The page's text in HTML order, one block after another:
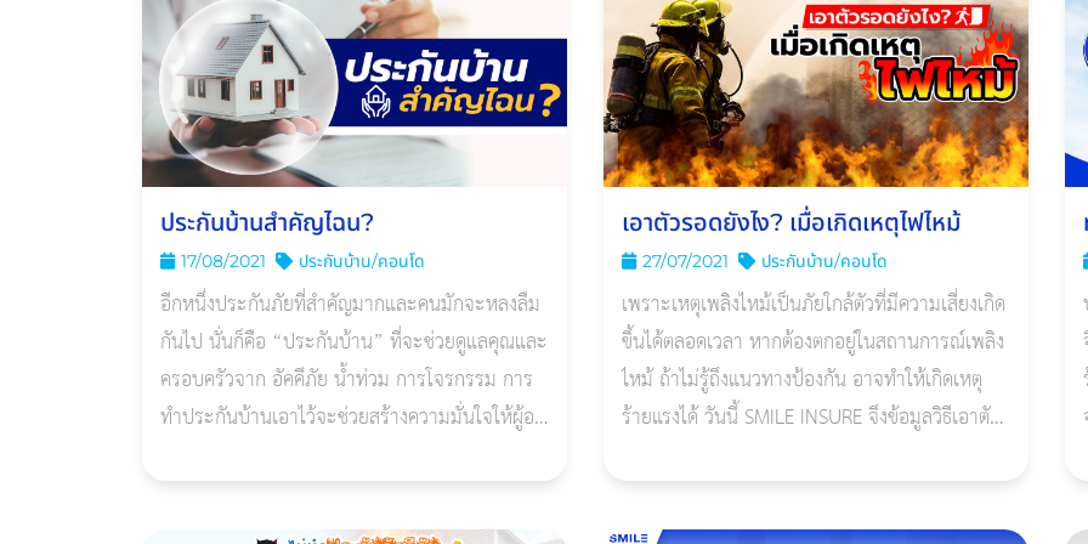
ประกันบ้านสำคัญไฉน?
17/08/2021 ประกันบ้าน/คอนโด
อีกหนึ่งประกันภัยที่สำคัญมากและคนมักจะหลงลืม
กันไป นั่นก็คือ “ประกันบ้าน” ที่จะช่วยดูแลคุณและ
ครอบครัวจาก อัคคีภัย น้ำท่วม การโจรกรรม การ
ทำประกันบ้านเอาไว้จะช่วยสร้างความมั่นใจให้ผู้อยู่
เอาตัวรอดยังไง? เมื่อเกิดเหตุไฟไหม้
27/07/2021 ประกันบ้าน/คอนโด
เพราะเหตุเพลิงไหม้เป็นภัยใกล้ตัวที่มีความเสี่ยงเกิด
ขึ้นได้ตลอดเวลา หากต้องตกอยู่ในสถานการณ์เพลิง
ไหม้ ถ้าไม่รู้ถึงแนวทางป้องกัน อาจทำให้เกิดเหตุ
ร้ายแรงได้ วันนี้ SMILE INSURE จึงข้อมูลวิธีเอาตัว